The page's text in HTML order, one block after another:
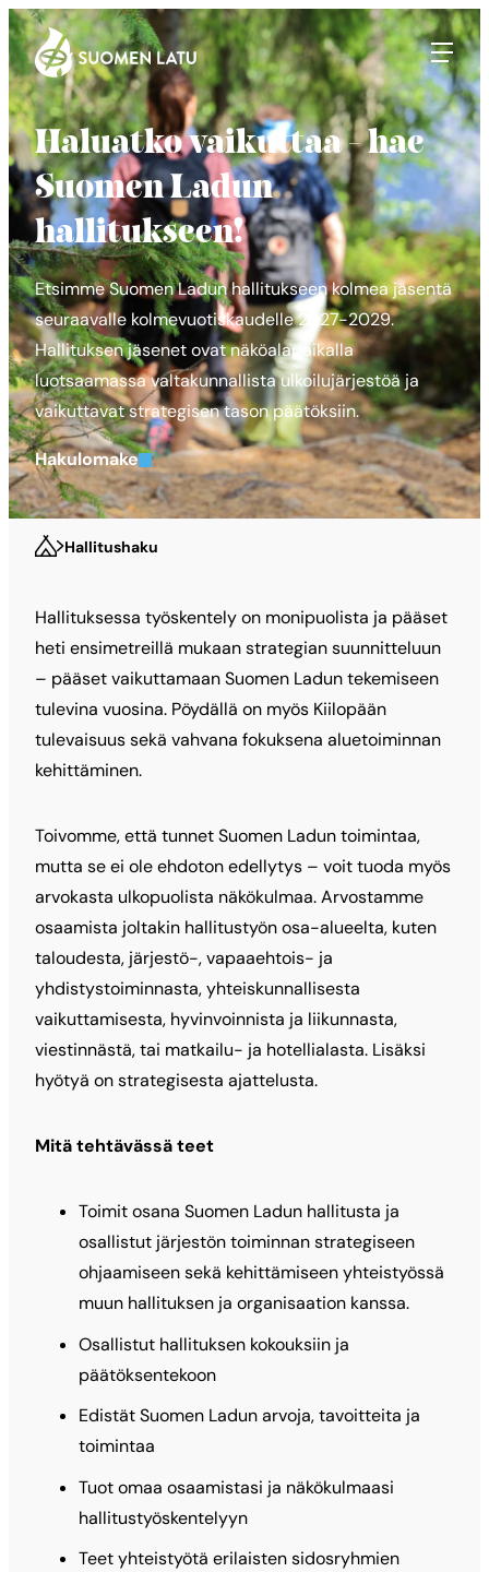
Siirry
suoraan
sisältöön
Suomen Latu
Haluatko vaikuttaa – hae
Suomen Ladun
hallitukseen!
Etsimme Suomen Ladun hallitukseen kolmea jäsentä
seuraavalle kolmevuotiskaudelle 2027-2029.
Hallituksen jäsenet ovat näköalapaikalla
luotsaamassa valtakunnallista ulkoilujärjestöä ja
vaikuttavat strategisen tason päätöksiin.
Hakulomake
Hallitushaku
Hallituksessa työskentely on monipuolista ja pääset
heti ensimetreillä mukaan strategian suunnitteluun
– pääset vaikuttamaan Suomen Ladun tekemiseen
tulevina vuosina. Pöydällä on myös Kiilopään
tulevaisuus sekä vahvana fokuksena aluetoiminnan
kehittäminen.
Toivomme, että tunnet Suomen Ladun toimintaa,
mutta se ei ole ehdoton edellytys – voit tuoda myös
arvokasta ulkopuolista näkökulmaa. Arvostamme
osaamista joltakin hallitustyön osa-alueelta, kuten
taloudesta, järjestö-, vapaaehtois- ja
yhdistystoiminnasta, yhteiskunnallisesta
vaikuttamisesta, hyvinvoinnista ja liikunnasta,
viestinnästä, tai matkailu- ja hotellialasta. Lisäksi
hyötyä on strategisesta ajattelusta.
Mitä tehtävässä teet
Toimit osana Suomen Ladun hallitusta ja
osallistut järjestön toiminnan strategiseen
ohjaamiseen sekä kehittämiseen yhteistyössä
muun hallituksen ja organisaation kanssa.
Osallistut hallituksen kokouksiin ja
päätöksentekoon
Edistät Suomen Ladun arvoja, tavoitteita ja
toimintaa
Tuot omaa osaamistasi ja näkökulmaasi
hallitustyöskentelyyn
Teet yhteistyötä erilaisten sidosryhmien